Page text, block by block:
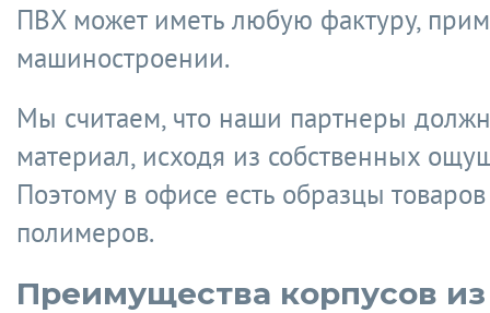
ПВХ может иметь любую фактуру,
машиностроении.
Мы считаем, что наши партнеры
материал, исходя из собственных
Поэтому в офисе есть образцы
полимеров.
Преимущества корпусов из